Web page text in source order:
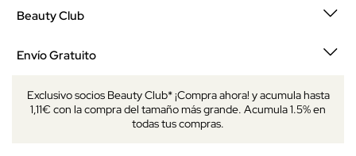
Beauty Club
Envío Gratuito
Exclusivo socios Beauty Club* ¡Compra ahora! y acumula hasta
1,11€ con la compra del tamaño más grande. Acumula 1.5% en
todas tus compras.